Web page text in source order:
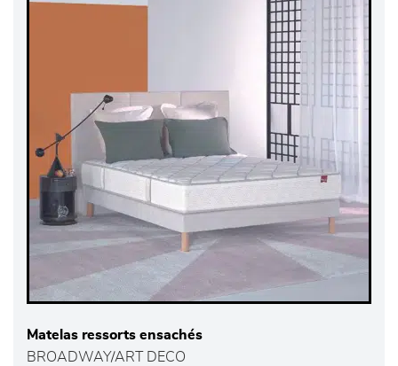
Matelas ressorts ensachés
BROADWAY/ART DECO